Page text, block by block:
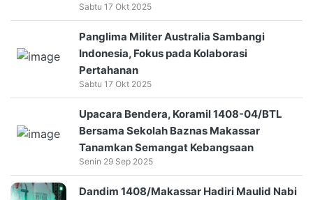
Sabtu 17 Okt 2025
Panglima Militer Australia Sambangi
Indonesia, Fokus pada Kolaborasi
Pertahanan
Sabtu 17 Okt 2025
Upacara Bendera, Koramil 1408-04/BTL
Bersama Sekolah Baznas Makassar
Tanamkan Semangat Kebangsaan
Senin 29 Sep 2025
Dandim 1408/Makassar Hadiri Maulid Nabi